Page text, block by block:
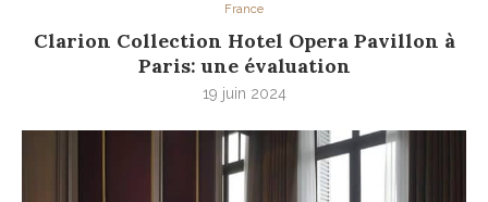
France
Clarion Collection Hotel Opera Pavillon à
Paris: une évaluation
19 juin 2024